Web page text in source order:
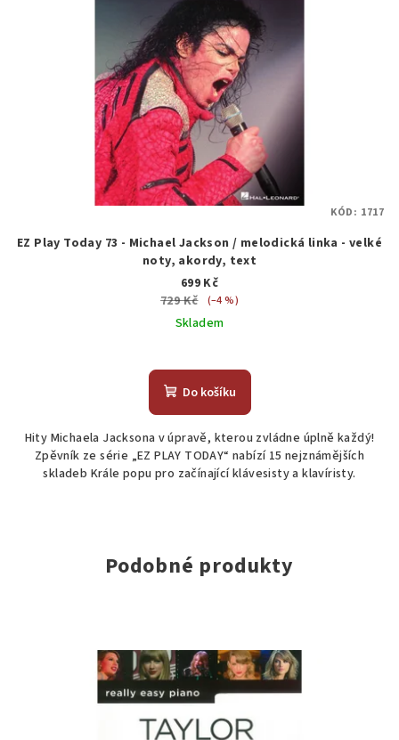
EZ Play Today 73 - Michael Jackson / melodická linka - velké
noty, akordy, text
699 Kč
729 Kč
(–4 %)
Skladem
Do košíku
Hity Michaela Jacksona v úpravě, kterou zvládne úplně každý!
Zpěvník ze série „EZ PLAY TODAY“ nabízí 15 nejznámějších
skladeb Krále popu pro začínající klávesisty a klavíristy.
KÓD: 1717
Podobné produkty